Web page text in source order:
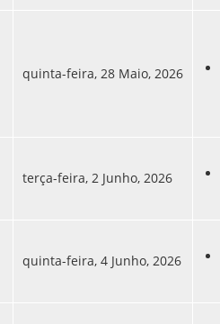
quinta-feira, 28 Maio, 2026
terça-feira, 2 Junho, 2026
quinta-feira, 4 Junho, 2026